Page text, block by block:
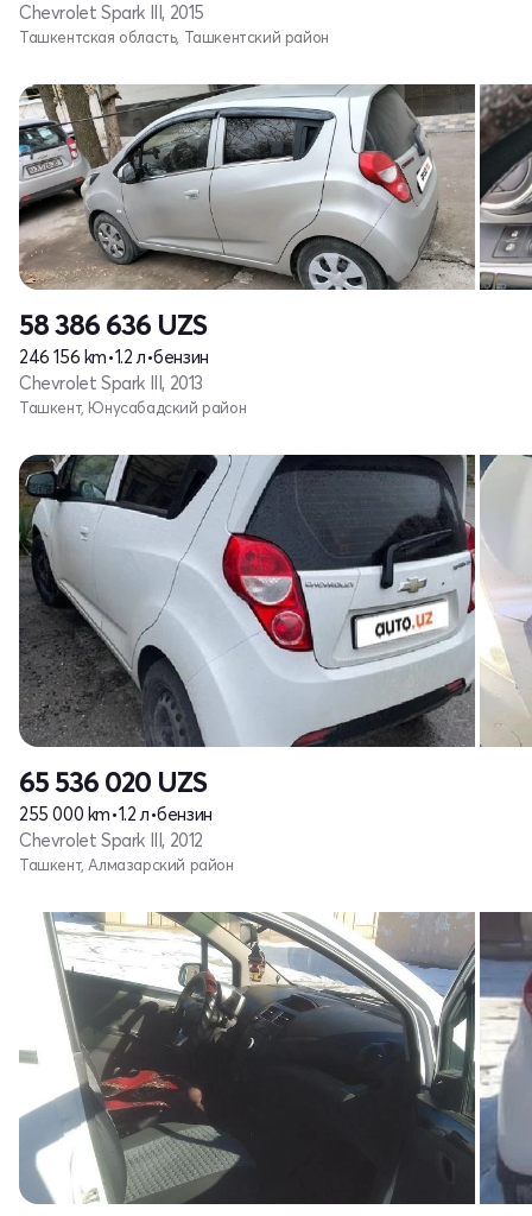
Chevrolet Spark III, 2015
Ташкентская область, Ташкентский район
58 386 636 UZS
246 156 km•1.2 л•бензин
Chevrolet Spark III, 2013
Ташкент, Юнусабадский район
65 536 020 UZS
255 000 km•1.2 л•бензин
Chevrolet Spark III, 2012
Ташкент, Алмазарский район